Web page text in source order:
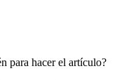
para hacer el artículo?